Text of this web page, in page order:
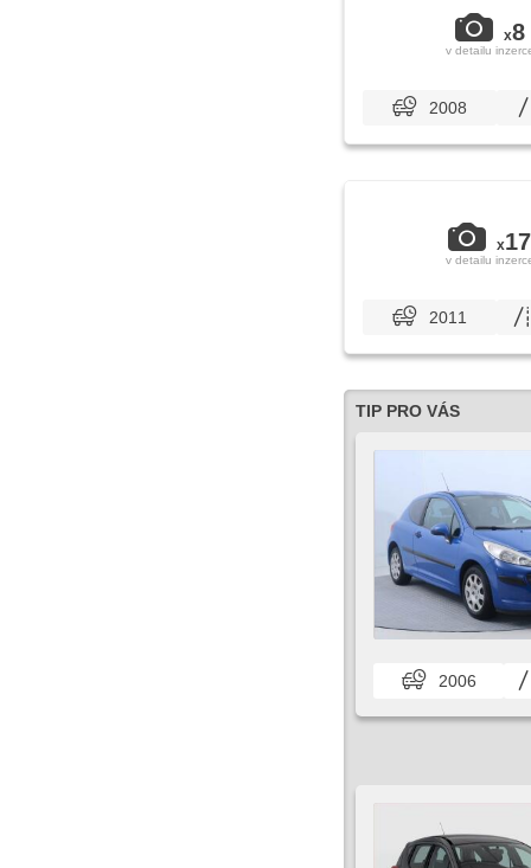
x8
v detailu
2008
x17
v detailu
2011
TIP PRO VÁS
2006